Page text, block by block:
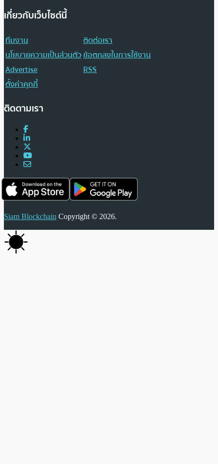
เกี่ยวกับเว็บไซต์นี้
ทีมงาน
ติดต่อเรา
นโยบายความเป็นส่วนตัวข้อตกลงในการใช้งาน
Advertise
RSS
ตั้งค่าคุกกี้
ติดตามเรา
Siam Blockchain Copyright © 2026.